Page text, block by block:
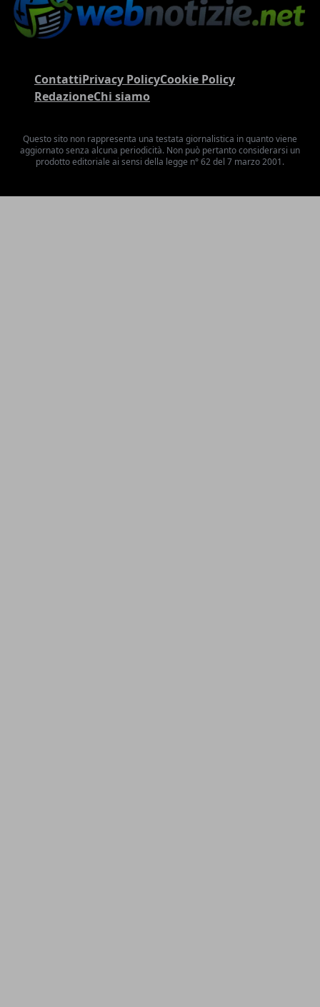
ContattiPrivacy PolicyCookie Policy
RedazioneChi siamo
Questo sito non rappresenta una testata giornalistica in quanto viene
aggiornato senza alcuna periodicità. Non può pertanto considerarsi un
prodotto editoriale ai sensi della legge n° 62 del 7 marzo 2001.